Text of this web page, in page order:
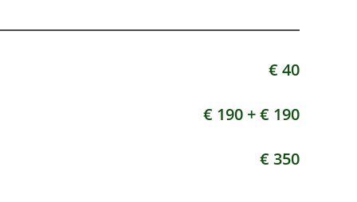
€ 40
€ 190 + € 190
€ 350